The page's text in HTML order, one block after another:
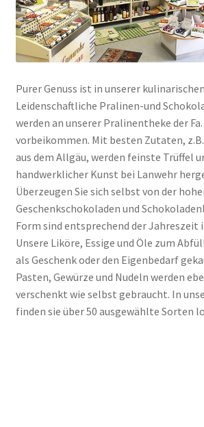
Purer Genuss ist in unserer
Leidenschaftliche Pralinen-und
werden an unserer Pralinentheke der
vorbeikommen. Mit besten Zutaten,
aus dem Allgäu, werden feinste Trüffel
handwerklicher Kunst bei Lanwehr
Überzeugen Sie sich selbst von der
Geschenkschokoladen und
Form sind entsprechend der Jahreszeit
Unsere Liköre, Essige und Öle zum
als Geschenk oder den Eigenbedarf
Pasten, Gewürze und Nudeln werden
verschenkt wie selbst gebraucht. In
finden sie über 50 ausgewählte Sorten